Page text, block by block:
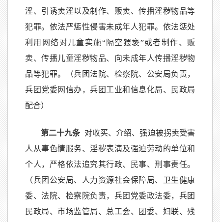
淫、引诱卖淫以及制作、贩卖、传播淫秽物品等
犯罪。依法严惩性侵害未成年人犯罪。依法惩处
利用网络对儿童实施“隔空猥亵”或者制作、贩
卖、传播儿童淫秽物品、向未成年人传播淫秽物
品等犯罪。（兵团法院、检察院、公安局负责，
兵团党委网信办，兵团工业和信息化局、民政局
配合）
第二十九条 对收买、介绍、强迫被拐卖受害
人从事色情服务、淫秽表演及强迫劳动的单位和
个人，严格依法追究其行政、民事、刑事责任。
（兵团公安局、人力资源社会保障局、卫生健康
委、法院、检察院负责，兵团党委政法委，兵团
民政局、市场监管局、总工会、团委、妇联、残